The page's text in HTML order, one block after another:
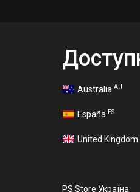
Australia AU
España ES
United Kingdom
PS Store Україна